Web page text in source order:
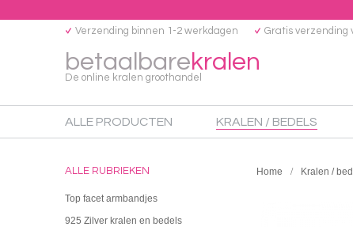
betaalbarekralen
De online kralen groothandel
Verzending binnen 1-2 werkdagen Gratis verzending
ALLE PRODUCTEN KRALEN / BEDELS
ALLE RUBRIEKEN
Top facet armbandjes
925 Zilver kralen en bedels
Home Kralen /